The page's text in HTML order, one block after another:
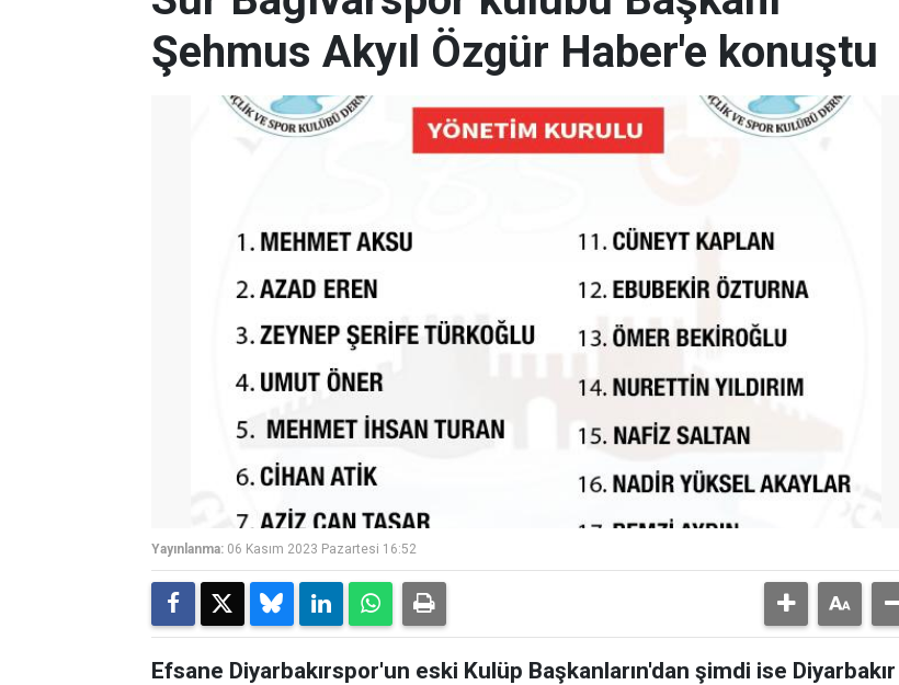
Şehmus Akyıl Özgür Haber'e konuştu
Yayınlanma: 06 Kasım 2023 Pazartesi 16:52
Efsane Diyarbakırspor'un eski Kulüp Başkanların'dan şimdi ise Diyarbakır